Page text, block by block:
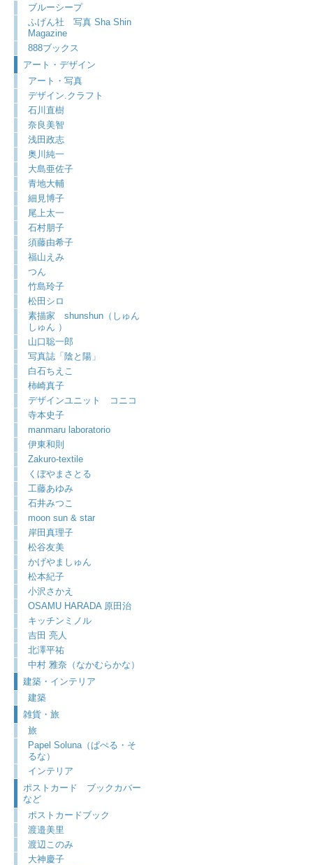
ブルーシープ
ふげん社 写真 Sha Shin
Magazine
888ブックス
アート・デザイン
アート・写真
デザイン.クラフト
石川直樹
奈良美智
浅田政志
奥川純一
大島亜佐子
青地大輔
細見博子
尾上太一
石村朋子
須藤由希子
福山えみ
つん
竹島玲子
松田シロ
素描家 shunshun（しゅん
しゅん ）
山口聡一郎
写真誌「陰と陽」
白石ちえこ
柿崎真子
デザインユニット コニコ
寺本史子
manmaru laboratorio
伊東和則
Zakuro-textile
くぼやまさとる
工藤あゆみ
石井みつこ
moon sun & star
岸田真理子
松谷友美
かげやましゅん
松本紀子
小沢さかえ
OSAMU HARADA 原田治
キッチンミノル
吉田 亮人
北澤平祐
中村 雅奈（なかむらかな）
建築・インテリア
建築
雑貨・旅
旅
Papel Soluna（ぱぺる・そ
るな）
インテリア
ポストカード ブックカバー
など
ポストカードブック
渡邉美里
渡辺このみ
大神慶子